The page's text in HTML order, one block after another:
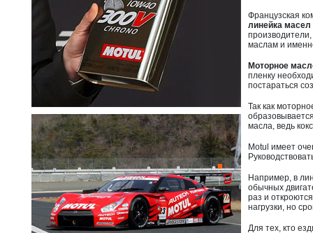
Французская
линейка
маслам и
Моторное
пленку
постараться
Так как
масла, ведь
Motul имеет
Например, в
обычных
раз и
нагрузки, но
Для тех, кто